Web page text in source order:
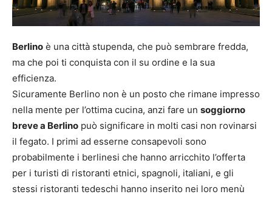
Berlino è una città stupenda, che può sembrare fredda,
ma che poi ti conquista con il su ordine e la sua
efficienza.
Sicuramente Berlino non è un posto che rimane impresso
nella mente per l’ottima cucina, anzi fare un soggiorno
breve a Berlino può significare in molti casi non rovinarsi
il fegato. I primi ad esserne consapevoli sono
probabilmente i berlinesi che hanno arricchito l’offerta
per i turisti di ristoranti etnici, spagnoli, italiani, e gli
stessi ristoranti tedeschi hanno inserito nei loro menù